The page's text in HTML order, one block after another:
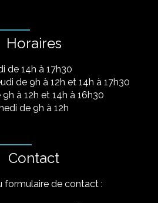
Horaires
de 14h à 17h30
de 9h à 12h et 14h à 17h30
à 12h et 14h à 16h30
de 9h à 12h
Contact
formulaire de contact :